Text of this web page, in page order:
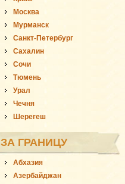
Москва
Мурманск
Санкт-Петербург
Сахалин
Сочи
Тюмень
Урал
Чечня
Шерегеш
ЗА ГРАНИЦУ
Абхазия
Азербайджан